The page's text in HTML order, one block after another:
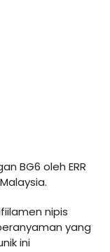
BG6 oleh ERR
nipis
yang
ini